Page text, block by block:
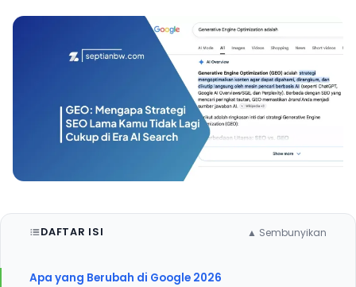
DAFTAR ISI ▲ Sembunyikan
Apa yang Berubah di Google 2026